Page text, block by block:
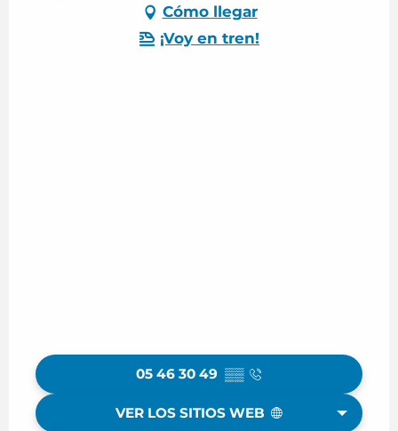
Cómo llegar
¡Voy en tren!
05 46 30 49 ▒▒
VER LOS SITIOS WEB